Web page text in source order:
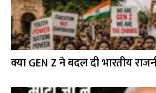
क्या GEN Z ने बदल दी भारतीय